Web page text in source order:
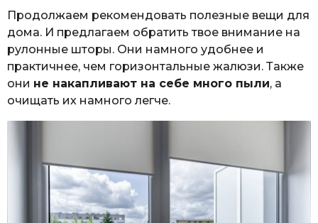
Продолжаем рекомендовать полезные вещи для
дома. И предлагаем обратить твое внимание на
рулонные шторы. Они намного удобнее и
практичнее, чем горизонтальные жалюзи. Также
они не накапливают на себе много пыли, а
очищать их намного легче.